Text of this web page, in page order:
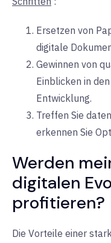
Ersetzen von
digitale
Gewinnen von
Einblicken in
Entwicklung.
Treffen Sie
erkennen Sie
Werden
digitalen
profitieren?
Die Vorteile einer